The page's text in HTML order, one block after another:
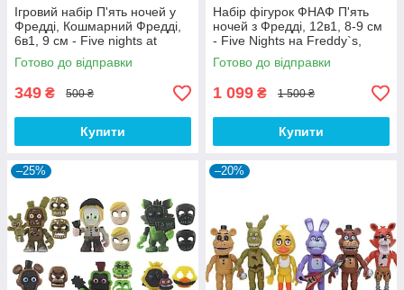
Ігровий набір П'ять ночей у
Фредді, Кошмарний Фредді,
6в1, 9 см - Five nights at
freddy's
Готово до відправки
349 ₴ 500 ₴
Купити
Набір фігурок ФНАФ П'ять
ночей з Фредді, 12в1, 8-9 см
- Five Nights на Freddy`s,
Fnaf, Chica, Bonnie, Foxy
Готово до відправки
1 099 ₴ 1 500 ₴
Купити
–25% –20%